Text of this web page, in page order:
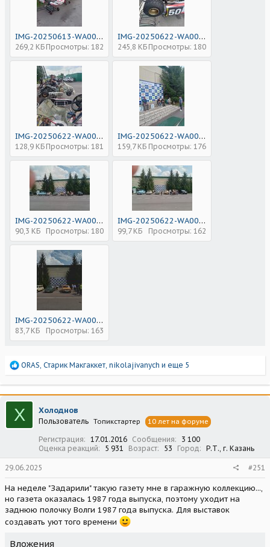
IMG-20250613-WA0042.jpg
269,2 КБ Просмотры: 182
IMG-20250622-WA0016.jpg
245,8 КБ Просмотры: 180
IMG-20250622-WA0015.jpg
128,9 КБ Просмотры: 181
IMG-20250622-WA0014.jpg
159,7 КБ Просмотры: 176
IMG-20250622-WA0017.jpg
90,3 КБ Просмотры: 180
IMG-20250622-WA0018.jpg
99,7 КБ Просмотры: 162
IMG-20250622-WA0019.jpg
83,7 КБ Просмотры: 163
Р
а
к
ц
и
и
ORAS, Старик Макгаккет, nikolajivanych и еще 5
Х Холоднов
Пользователь Топикстартер 10 лет на форуме
Регистрация 17.01.2016 Сообщения
3 100
Оценка реакций
5 931 Возраст 53 Город Р.Т., г. Казань
29.06.2025 #251
На неделе "Задарили" такую газету мне в гаражную коллекцию...,
но газета оказалась 1987 года выпуска, поэтому уходит на
заднюю полочку Волги 1987 года выпуска. Для выставок
создавать уют того времени
Вложения